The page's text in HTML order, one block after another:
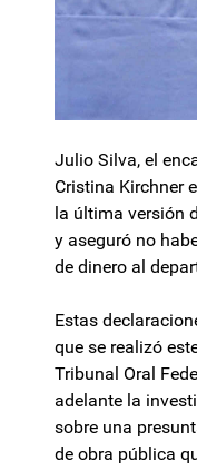
Julio Silva, el
Cristina Kirchner
la última versión
y aseguró no
de dinero al
Estas
que se realizó
Tribunal Oral
adelante la
sobre una
de obra pública